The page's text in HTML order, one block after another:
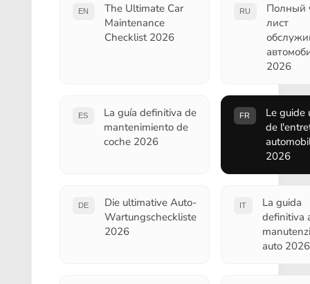
EN
The Ultimate Car
Maintenance
Checklist 2026
RU
Полный
лист
2026
ES
La guía definitiva de
mantenimiento de
coche 2026
FR
Le guide
de
2026
DE
Die ultimative Auto-
Wartungscheckliste
2026
IT
La guida
definitiva
auto 2026